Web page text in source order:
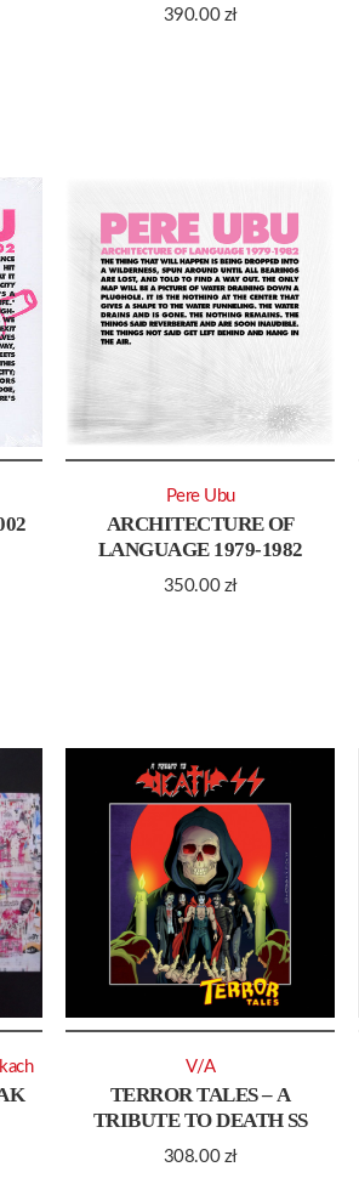
390.00 zł
ARCHITECTURE OF
LANGUAGE 1979-1982
350.00 zł
Pere Ubu
TERROR TALES – A
TRIBUTE TO DEATH SS
308.00 zł
V/A